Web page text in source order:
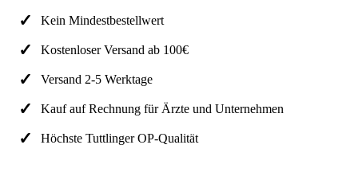
Kein Mindestbestellwert
Kostenloser Versand ab 100€
Versand 2-5 Werktage
Kauf auf Rechnung für Ärzte und Unternehmen
Höchste Tuttlinger OP-Qualität